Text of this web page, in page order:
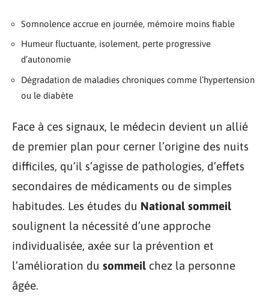
Somnolence accrue en journée, mémoire moins fiable
Humeur fluctuante, isolement, perte progressive
d’autonomie
Dégradation de maladies chroniques comme l’hypertension
ou le diabète
Face à ces signaux, le médecin devient un allié
de premier plan pour cerner l’origine des nuits
difficiles, qu’il s’agisse de pathologies, d’effets
secondaires de médicaments ou de simples
habitudes. Les études du National sommeil
soulignent la nécessité d’une approche
individualisée, axée sur la prévention et
l’amélioration du sommeil chez la personne
âgée.